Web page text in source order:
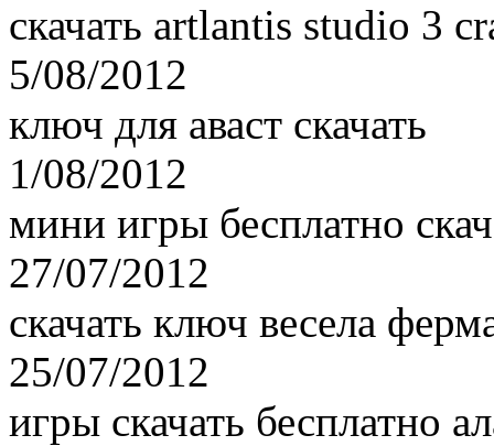
скачать artlantis studio 3
5/08/2012
ключ для аваст скачать
1/08/2012
мини игры бесплатно
27/07/2012
скачать ключ весела
25/07/2012
игры скачать бесплатно